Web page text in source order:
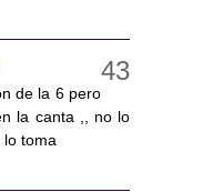
de la 6 pero
la canta ,, no lo
lo toma